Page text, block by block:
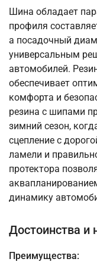
Шина обладает
профиля
а посадочный
универсальным
автомобилей.
обеспечивает
комфорта и
резина с шипами
зимний сезон,
сцепление с
ламели и
протектора
динамику
Достоинства и
Преимущества: